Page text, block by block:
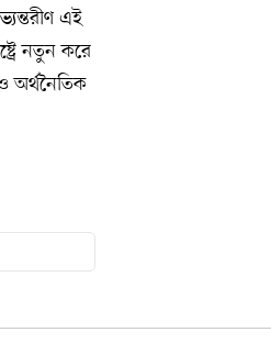
এই
নতুন করে
অর্থনৈতিক